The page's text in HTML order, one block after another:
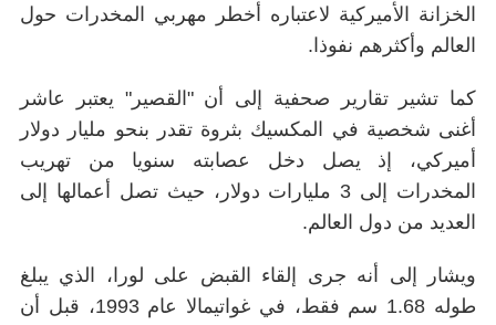
الخزانة الأميركية لاعتباره أخطر مهربي المخدرات حول
العالم وأكثرهم نفوذا.
كما تشير تقارير صحفية إلى أن "القصير" يعتبر عاشر
أغنى شخصية في المكسيك بثروة تقدر بنحو مليار دولار
أميركي، إذ يصل دخل عصابته سنويا من تهريب
المخدرات إلى 3 مليارات دولار، حيث تصل أعمالها إلى
العديد من دول العالم.
ويشار إلى أنه جرى إلقاء القبض على لورا، الذي يبلغ
طوله 1.68 سم فقط، في غواتيمالا عام 1993، قبل أن